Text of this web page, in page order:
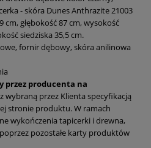
- skóra Dunes Anthrazite 21003
cm, głębokość 87 cm, wysokość
siedziska 35,5 cm.
fornir dębowy, skóra anilinowa
przez producenta na
wybraną przez Klienta specyfikacją
stronie produktu. W ramach
wykończenia tapicerki i drewna,
pozostałe karty produktów